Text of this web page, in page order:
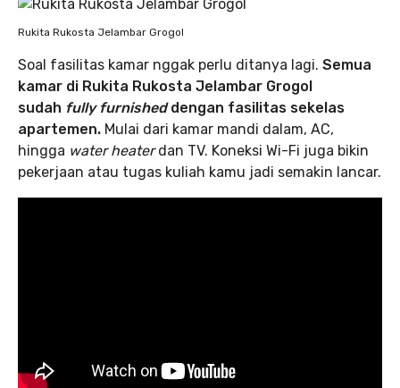
Rukita Rukosta Jelambar Grogol
Soal fasilitas kamar nggak perlu ditanya lagi. Semua
kamar di Rukita Rukosta Jelambar Grogol
sudah fully furnisheddengan fasilitas sekelas
apartemen. Mulai dari kamar mandi dalam, AC,
hingga water heaterdan TV. Koneksi Wi-Fi juga bikin
pekerjaan atau tugas kuliah kamu jadi semakin lancar.